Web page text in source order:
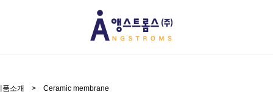
품소개 > Ceramic membrane